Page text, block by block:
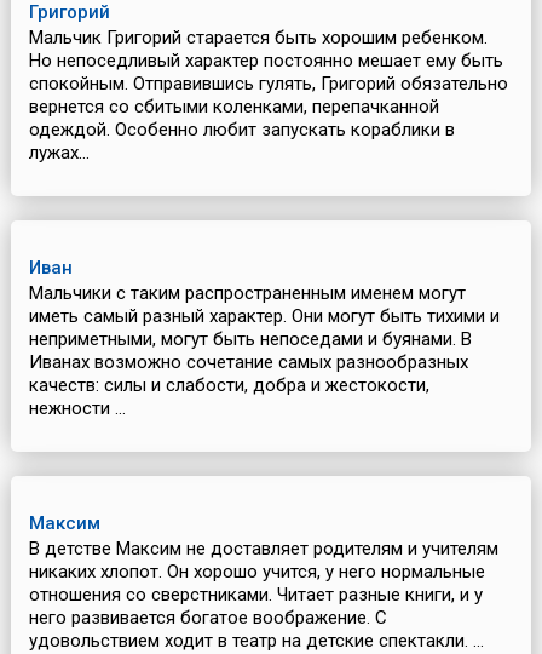
Григорий
Мальчик Григорий старается быть хорошим ребенком.
Но непоседливый характер постоянно мешает ему быть
спокойным. Отправившись гулять, Григорий обязательно
вернется со сбитыми коленками, перепачканной
одеждой. Особенно любит запускать кораблики в
лужах...
Иван
Мальчики с таким распространенным именем могут
иметь самый разный характер. Они могут быть тихими и
неприметными, могут быть непоседами и буянами. В
Иванах возможно сочетание самых разнообразных
качеств: силы и слабости, добра и жестокости,
нежности ...
Максим
В детстве Максим не доставляет родителям и учителям
никаких хлопот. Он хорошо учится, у него нормальные
отношения со сверстниками. Читает разные книги, и у
него развивается богатое воображение. С
удовольствием ходит в театр на детские спектакли. ...